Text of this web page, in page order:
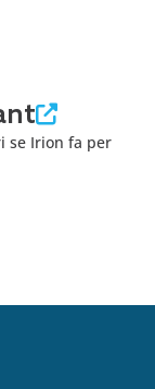
se Irion fa per